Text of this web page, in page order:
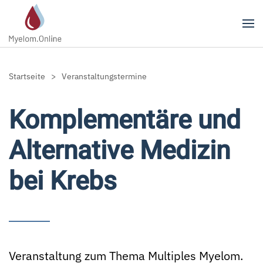
Zum Hauptinhalt springen
Startseite Veranstaltungstermine
Komplementäre und
Alternative Medizin
bei Krebs
Veranstaltung zum Thema Multiples Myelom.